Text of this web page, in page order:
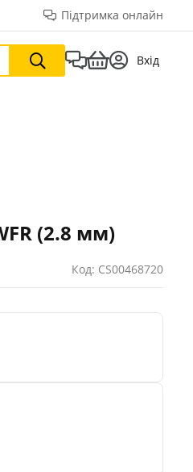
Підтримка онлайн
Вхід
(2.8 мм)
Код: CS00468720